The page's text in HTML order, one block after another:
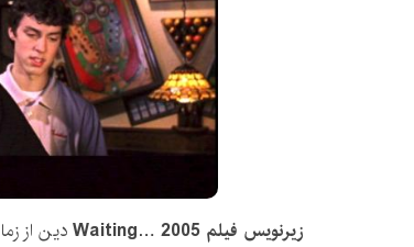
زیرنویس فیلم Waiting… 2005
دین از